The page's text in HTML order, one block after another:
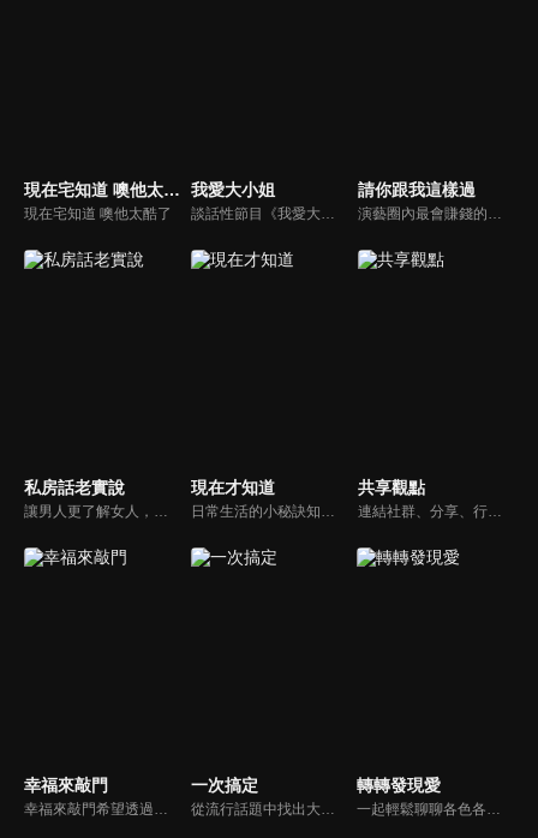
現在宅知道 噢他太酷了
現在宅知道 噢他太酷了
我愛大小姐
談話性節目《我愛大小姐》是由吳淡如、林慧萍主持的一檔談話性節目，講訴女人間的那些事。
請你跟我這樣過
演藝圈內最會賺錢的侯昌明，以親身經歷教你理財；採訪經歷豐沛的黃文華，把所見所聞通通報你哉。不論是理財知識、兩性問題、生活資訊，完全貼近市井小民的所需所求，保證讓你生活過更好！
私房話老實說
讓男人更了解女人，女人更了解自己 ，揭密女性私房話，讓療癒專家教你更愛自己！由于美人和納豆攜手主持，更多你想知道的女性私密話題都在《私房話老實說》。
現在才知道
日常生活的小秘訣知多少？由理財專家賴憲政、美麗人妻季芹，用貼近民心的實際案例、最新時事的話題來分析研討，讓你了解生活中的理財消費、民生、旅遊等問題。
共享觀點
連結社群、分享、行動的特色，運用講道學的架構，談論包含基要真理、生活話題及神學裝備三大面向主題。身為第六代基督徒，從小在教會中長大的周巽正，與第一代基督徒的廖文華，背景及生活經歷都不同，在節目中以輕鬆對談的方式，貢獻出不同角度的觀點。
幸福來敲門
幸福來敲門希望透過藝人、觀眾、夫妻來賓的經驗分享以及專家解析：傳遞聖經中的家庭價值觀，提供現代人面臨婚姻與家庭各種狀況接踵而來時的答案，並且邀請上帝成為每個家庭的主人。
一次搞定
從流行話題中找出大眾關心的、正在煩惱的問題，由台灣好媳婦佩甄與日本型男風田親身實驗，替觀眾解決生活的大小事，傳授生活密技讓你「一次搞定」！
轉轉發現愛
一起輕鬆聊聊各色各樣的人生故事，一起發現愛！